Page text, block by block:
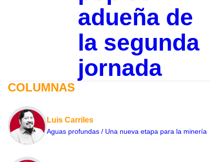
adueña de
la segunda
jornada
COLUMNAS
Luis Carriles
Aguas profundas / Una nueva etapa para la minería